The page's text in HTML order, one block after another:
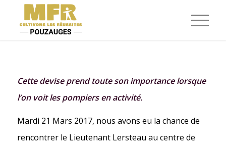
Cette devise prend toute son importance lorsque
l’on voit les pompiers en activité.
Mardi 21 Mars 2017, nous avons eu la chance de
rencontrer le Lieutenant Lersteau au centre de